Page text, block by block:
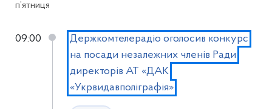
п’ятниця
09:00
Держкомтелерадіо оголосив конкурс
на посади незалежних членів Ради
директорів АТ «ДАК
«Укрвидавполіграфія»